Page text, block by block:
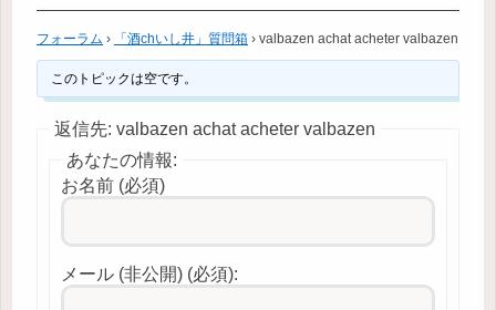
フォーラム › 「酒chいし井」質問箱 › valbazen achat acheter valbazen
このトピックは空です。
返信先: valbazen achat acheter valbazen
あなたの情報:
お名前 (必須)
メール (非公開) (必須):